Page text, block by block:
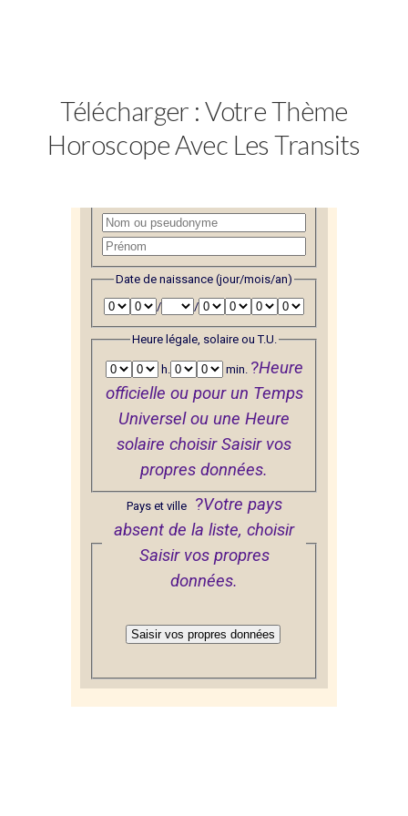
Télécharger : Votre Thème
Horoscope Avec Les Transits
Date de naissance (jour/mois/an)
/ /
Heure légale, solaire ou T.U.
h. min. ?Heure
officielle ou pour un Temps
Universel ou une Heure
solaire choisirSaisir vos
propres données.
Pays et ville ?Votre pays
absent de la liste, choisir
Saisir vos propres
données.